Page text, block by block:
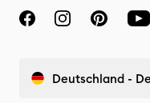
Deutschland -